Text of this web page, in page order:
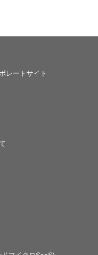
レートサイト